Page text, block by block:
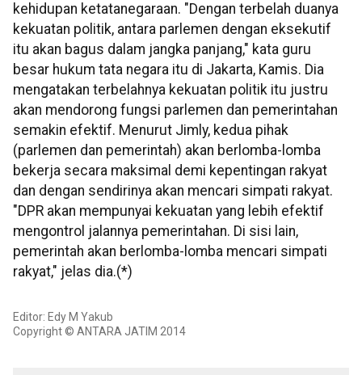
kehidupan ketatanegaraan. "Dengan terbelah duanya
kekuatan politik, antara parlemen dengan eksekutif
itu akan bagus dalam jangka panjang," kata guru
besar hukum tata negara itu di Jakarta, Kamis. Dia
mengatakan terbelahnya kekuatan politik itu justru
akan mendorong fungsi parlemen dan pemerintahan
semakin efektif. Menurut Jimly, kedua pihak
(parlemen dan pemerintah) akan berlomba-lomba
bekerja secara maksimal demi kepentingan rakyat
dan dengan sendirinya akan mencari simpati rakyat.
"DPR akan mempunyai kekuatan yang lebih efektif
mengontrol jalannya pemerintahan. Di sisi lain,
pemerintah akan berlomba-lomba mencari simpati
rakyat," jelas dia.(*)
Editor: Edy M Yakub
Copyright © ANTARA JATIM 2014